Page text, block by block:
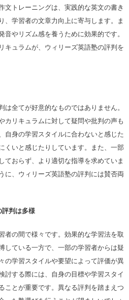
文トレーニングは、実践的な英文の書き
、学習者の文章力向上に寄与します。ま
やリズム感を養うために効果的です。
キュラムが、ウィリーズ英語塾の評判を
全てが好意的なものではありません。
カリキュラムに対して疑問や批判の声も
自身の学習スタイルに合わないと感じた
くいと感じたりしています。また、一部
ておらず、より適切な指導を求めていま
に、ウィリーズ英語塾の評判には賛否両
判は多様
者の間で様々です。効果的な学習法を取
している一方で、一部の学習者からは疑
の学習スタイルや要望によって評価が異
討する際には、自身の目標や学習スタイ
ことが重要です。異なる評判を踏まえつ